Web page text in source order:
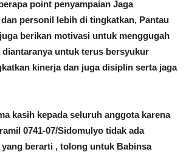
point penyampaian Jaga
personil lebih di tingkatkan, Pantau
berikan motivasi untuk menggugah
diantaranya untuk terus bersyukur
kinerja dan juga disiplin serta jaga
kasih kepada seluruh anggota karena
0741-07/Sidomulyo tidak ada
berarti , tolong untuk Babinsa